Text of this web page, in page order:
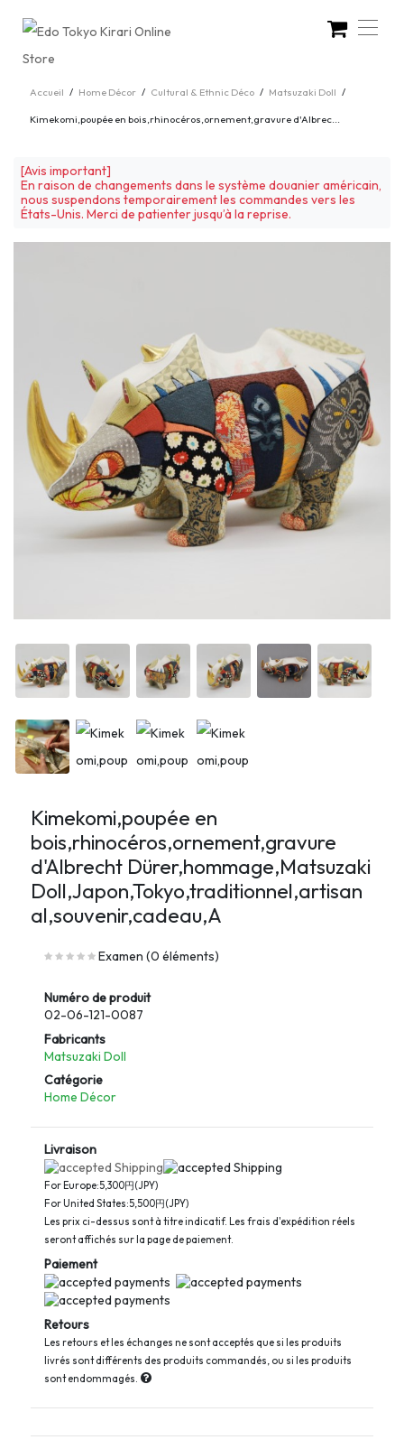
Accueil / Home Décor / Cultural & Ethnic Déco / Matsuzaki Doll /
Kimekomi,poupée en bois,rhinocéros,ornement,gravure d'Albrec...
[Avis important]
En raison de changements dans le système douanier américain,
nous suspendons temporairement les commandes vers les
États-Unis. Merci de patienter jusqu’à la reprise.
Kimekomi,poupée en
bois,rhinocéros,ornement,gravure
d'Albrecht Dürer,hommage,Matsuzaki
Doll,Japon,Tokyo,traditionnel,artisan
al,souvenir,cadeau,A
Examen (0 éléments)
Numéro de produit
02-06-121-0087
Fabricants
Matsuzaki Doll
Catégorie
Home Décor
Livraison
For Europe:5,300円(JPY)
For United States:5,500円(JPY)
Les prix ci-dessus sont à titre indicatif. Les frais d'expédition réels
seront affichés sur la page de paiement.
Paiement
Retours
Les retours et les échanges ne sont acceptés que si les produits
livrés sont différents des produits commandés, ou si les produits
sont endommagés.